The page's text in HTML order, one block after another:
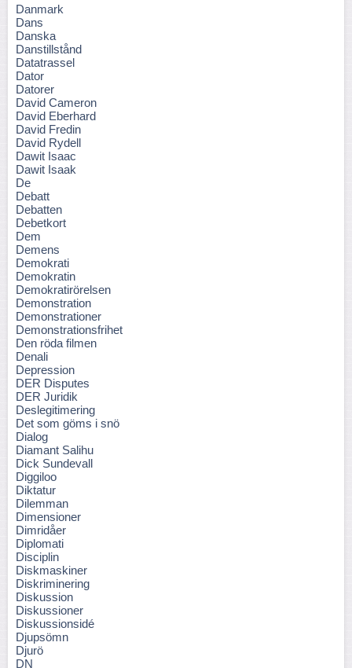
Danmark
Dans
Danska
Danstillstånd
Datatrassel
Dator
Datorer
David Cameron
David Eberhard
David Fredin
David Rydell
Dawit Isaac
Dawit Isaak
De
Debatt
Debatten
Debetkort
Dem
Demens
Demokrati
Demokratin
Demokratirörelsen
Demonstration
Demonstrationer
Demonstrationsfrihet
Den röda filmen
Denali
Depression
DER Disputes
DER Juridik
Deslegitimering
Det som göms i snö
Dialog
Diamant Salihu
Dick Sundevall
Diggiloo
Diktatur
Dilemman
Dimensioner
Dimridåer
Diplomati
Disciplin
Diskmaskiner
Diskriminering
Diskussion
Diskussioner
Diskussionsidé
Djupsömn
Djurö
DN